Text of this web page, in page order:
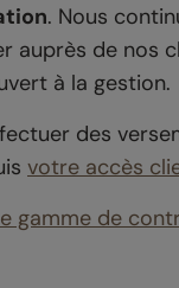
. Nous
auprès de nos
à la gestion.
des
votre accès
gamme de